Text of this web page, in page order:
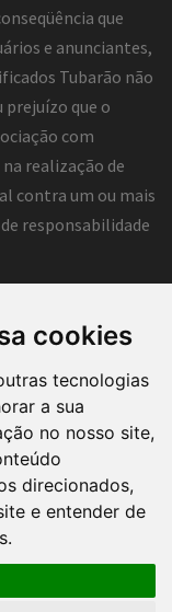
cookies
tecnologias
a sua
no nosso site,
direcionados,
e entender de
que
e anunciantes,
Tubarão não
que o
com
realização de
contra um ou mais
responsabilidade
Tubarão ®